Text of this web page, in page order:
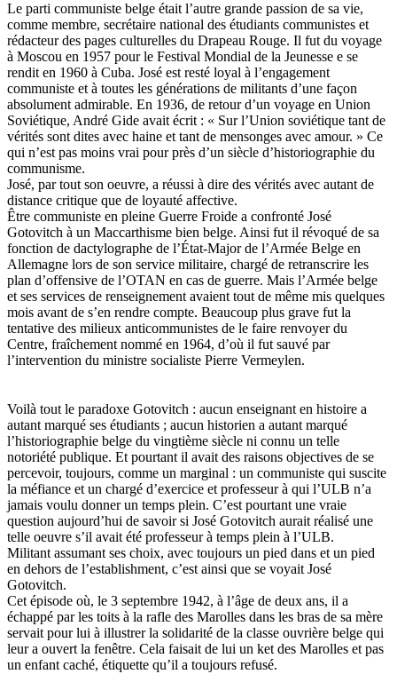
Le parti communiste belge était l’autre grande passion de sa vie,
comme membre, secrétaire national des étudiants communistes et
rédacteur des pages culturelles du Drapeau Rouge. Il fut du voyage
à Moscou en 1957 pour le Festival Mondial de la Jeunesse e se
rendit en 1960 à Cuba. José est resté loyal à l’engagement
communiste et à toutes les générations de militants d’une façon
absolument admirable. En 1936, de retour d’un voyage en Union
Soviétique, André Gide avait écrit : « Sur l’Union soviétique tant de
vérités sont dites avec haine et tant de mensonges avec amour. » Ce
qui n’est pas moins vrai pour près d’un siècle d’historiographie du
communisme.
José, par tout son oeuvre, a réussi à dire des vérités avec autant de
distance critique que de loyauté affective.
Être communiste en pleine Guerre Froide a confronté José
Gotovitch à un Maccarthisme bien belge. Ainsi fut il révoqué de sa
fonction de dactylographe de l’État-Major de l’Armée Belge en
Allemagne lors de son service militaire, chargé de retranscrire les
plan d’offensive de l’OTAN en cas de guerre. Mais l’Armée belge
et ses services de renseignement avaient tout de même mis quelques
mois avant de s’en rendre compte. Beaucoup plus grave fut la
tentative des milieux anticommunistes de le faire renvoyer du
Centre, fraîchement nommé en 1964, d’où il fut sauvé par
l’intervention du ministre socialiste Pierre Vermeylen.
Voilà tout le paradoxe Gotovitch : aucun enseignant en histoire a
autant marqué ses étudiants ; aucun historien a autant marqué
l’historiographie belge du vingtième siècle ni connu un telle
notoriété publique. Et pourtant il avait des raisons objectives de se
percevoir, toujours, comme un marginal : un communiste qui suscite
la méfiance et un chargé d’exercice et professeur à qui l’ULB n’a
jamais voulu donner un temps plein. C’est pourtant une vraie
question aujourd’hui de savoir si José Gotovitch aurait réalisé une
telle oeuvre s’il avait été professeur à temps plein à l’ULB.
Militant assumant ses choix, avec toujours un pied dans et un pied
en dehors de l’establishment, c’est ainsi que se voyait José
Gotovitch.
Cet épisode où, le 3 septembre 1942, à l’âge de deux ans, il a
échappé par les toits à la rafle des Marolles dans les bras de sa mère
servait pour lui à illustrer la solidarité de la classe ouvrière belge qui
leur a ouvert la fenêtre. Cela faisait de lui un ket des Marolles et pas
un enfant caché, étiquette qu’il a toujours refusé.